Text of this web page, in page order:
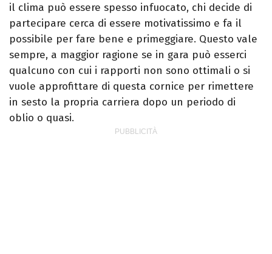
il clima può essere spesso infuocato, chi decide di
partecipare cerca di essere motivatissimo e fa il
possibile per fare bene e primeggiare. Questo vale
sempre, a maggior ragione se in gara può esserci
qualcuno con cui i rapporti non sono ottimali o si
vuole approfittare di questa cornice per rimettere
in sesto la propria carriera dopo un periodo di
oblio o quasi.